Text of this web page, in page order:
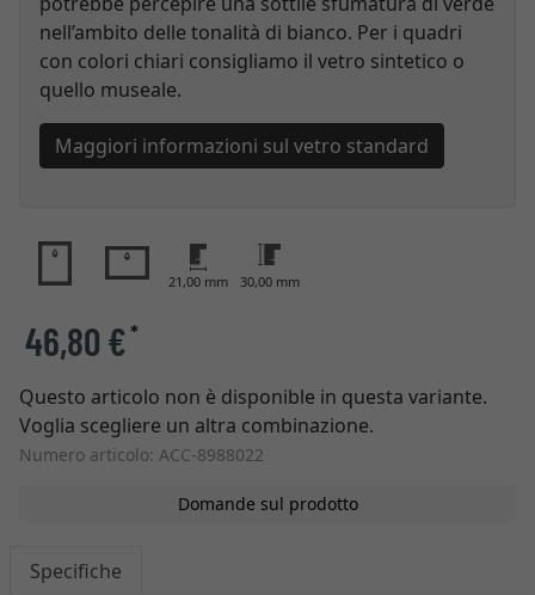
nell’ambito delle tonalità di bianco. Per i quadri
con colori chiari consigliamo il vetro sintetico o
quello museale.
Maggiori informazioni sul vetro standard
21,00 mm 30,00 mm
46,80 €*
Questo articolo non è disponible in questa variante.
Voglia scegliere un altra combinazione.
Numero articolo: ACC-8988022
Domande sul prodotto
Specifiche